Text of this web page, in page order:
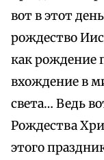
вот в этот
рождество
как рождение
вхождение в
света… Ведь
Рождества
этого